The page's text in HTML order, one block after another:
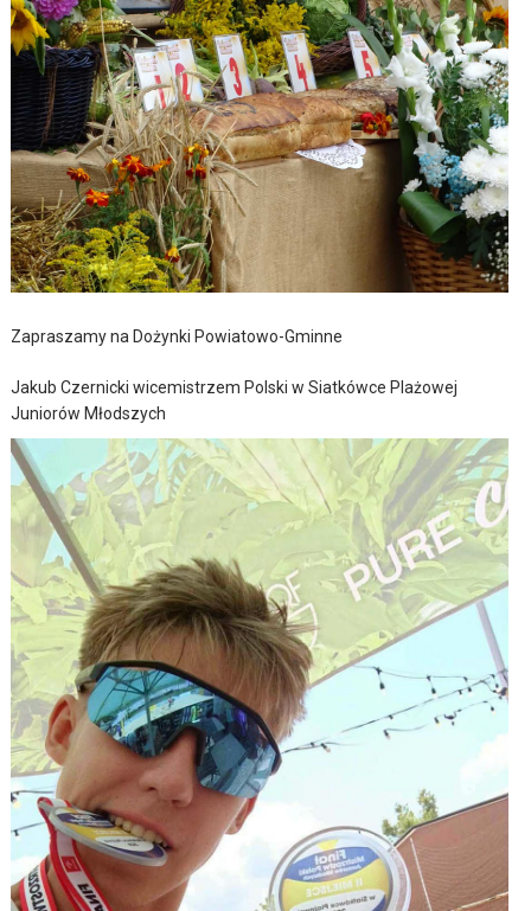
Zapraszamy na Dożynki Powiatowo-Gminne
Jakub Czernicki wicemistrzem Polski w Siatkówce Plażowej
Juniorów Młodszych